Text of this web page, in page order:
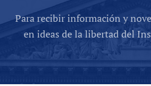
Para recibir información y
en ideas de la libertad del